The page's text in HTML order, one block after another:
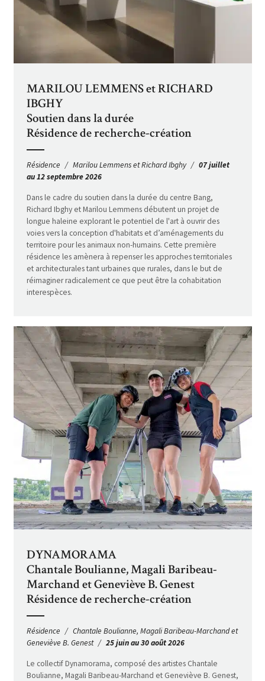
MARILOU LEMMENS et RICHARD
IBGHY
Soutien dans la durée
Résidence de recherche-création
Résidence Marilou Lemmens et Richard Ibghy
07 juillet
au 12 septembre 2026
Dans le cadre du soutien dans la durée du centre Bang,
Richard Ibghy et Marilou Lemmens débutent un projet de
longue haleine explorant le potentiel de l'art à ouvrir des
voies vers la conception d'habitats et d’aménagements du
territoire pour les animaux non-humains. Cette première
résidence les amènera à repenser les approches territoriales
et architecturales tant urbaines que rurales, dans le but de
réimaginer radicalement ce que peut être la cohabitation
interespèces.
DYNAMORAMA
Chantale Boulianne, Magali Baribeau-
Marchand et Geneviève B. Genest
Résidence de recherche-création
Résidence
Chantale Boulianne, Magali Baribeau-Marchand et
Geneviève B. Genest
25 juin au 30 août 2026
Le collectif Dynamorama, composé des artistes Chantale
Boulianne, Magali Baribeau-Marchand et Geneviève B. Genest,